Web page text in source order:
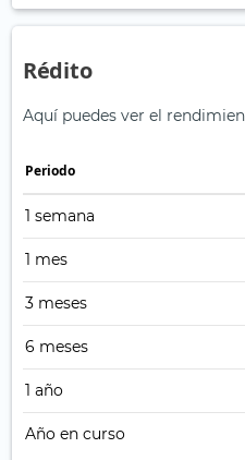
Rédito
Aquí puedes ver el
Periodo
1 semana
1 mes
3 meses
6 meses
1 año
Año en curso